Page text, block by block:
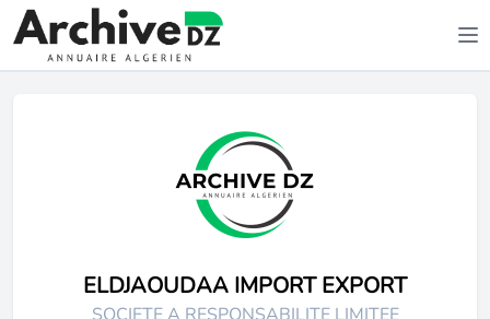
ELDJAOUDAA IMPORT EXPORT